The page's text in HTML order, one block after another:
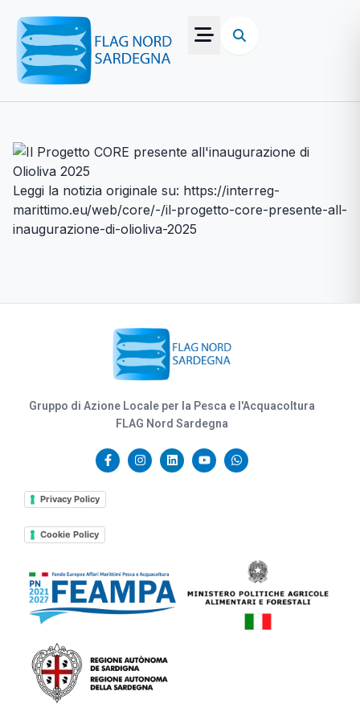
Leggi la notizia originale su: https://interreg-
marittimo.eu/web/core/-/il-progetto-core-presente-all-
inaugurazione-di-olioliva-2025
Gruppo di Azione Locale per la Pesca e l'Acquacoltura
FLAG Nord Sardegna
Privacy Policy
Cookie Policy